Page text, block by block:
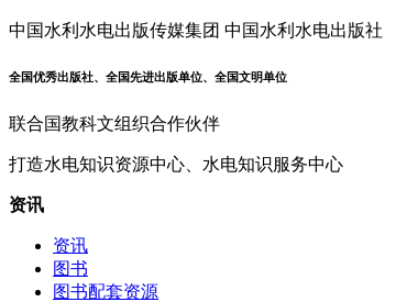
中国水利水电出版传媒集团 中国水利水电出版社
全国优秀出版社、全国先进出版单位、全国文明单位
联合国教科文组织合作伙伴
打造水电知识资源中心、水电知识服务中心
资讯
资讯
图书
图书配套资源